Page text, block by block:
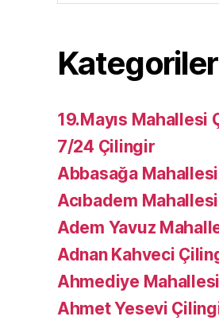
Kategoriler
19.Mayıs Mahallesi
7/24 Çilingir
Abbasağa
Acıbadem
Adem Yavuz
Adnan Kahveci
Ahmediye
Ahmet Yesevi